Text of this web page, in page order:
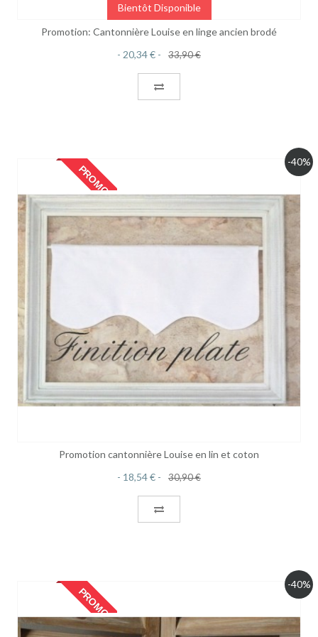
Bientôt Disponible
Promotion: Cantonnière Louise en linge ancien brodé
20,34 €
33,90 €
PROMO
Promotion cantonnière Louise en lin et coton
18,54 €
30,90 €
-40%
PROMO
-40%